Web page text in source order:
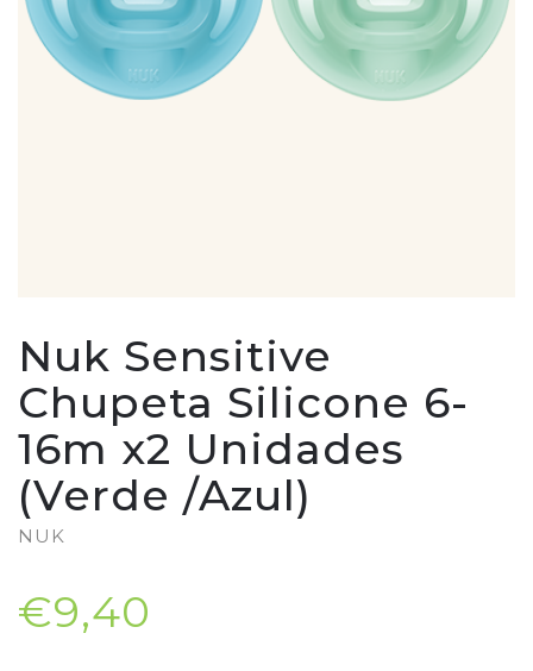
Nuk Sensitive
Chupeta Silicone 6-
16m x2 Unidades
(Verde /Azul)
NUK
€9,40